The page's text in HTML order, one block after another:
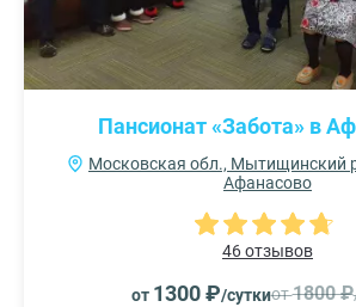
Пансионат «Забота» в
Московская обл., Мытищинский
Афанасово
46 отзывов
от 1300 ₽/суткиот1800 ₽